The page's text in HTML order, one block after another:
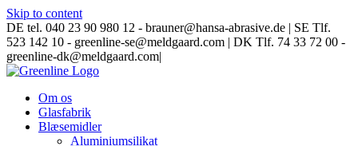
Skip to content
DE tel. 040 23 90 980 12 - brauner@hansa-abrasive.de | SE Tlf.
523 142 10 - greenline-se@meldgaard.com | DK Tlf. 74 33 72 00 -
greenline-dk@meldgaard.com|
Om os
Glasfabrik
Blæsemidler
Aluminiumsilikat